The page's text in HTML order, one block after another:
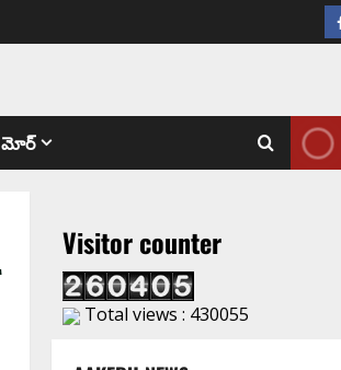
మోర్
Visitor counter
Total views : 430055